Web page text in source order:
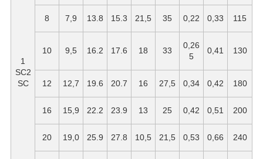
1
SC2
SC
8 7,9 13.8 15.3 21,5 35 0,22 0,33 115
10 9,5 16.2 17.6 18 33
0,26
5
0,41 130
12 12,7 19.6 20.7 16 27,5 0,34 0,42 180
16 15,9 22.2 23.9 13 25 0,42 0,51 200
20 19,0 25.9 27.8 10,5 21,5 0,53 0,66 240